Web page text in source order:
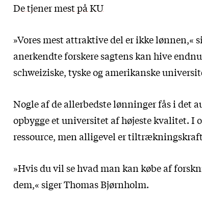
De tjener mest på KU
»Vores mest attraktive del er ikke lønnen,«
anerkendte forskere sagtens kan hive
schweiziske, tyske og amerikanske
Nogle af de allerbedste lønninger fås i det
opbygge et universitet af højeste kvalitet. I
ressource, men alligevel er
»Hvis du vil se hvad man kan købe af
dem,« siger Thomas Bjørnholm.